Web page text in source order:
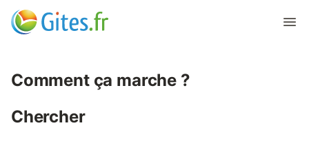
Comment ça marche ?
Chercher